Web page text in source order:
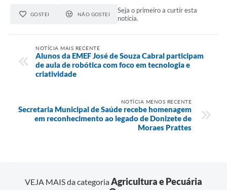
GOSTEI NÃO GOSTEI
Seja o primeiro a curtir esta
notícia.
NOTÍCIA MAIS RECENTE
Alunos da EMEF José de Souza Cabral participam
de aula de robótica com foco em tecnologia e
criatividade
NOTÍCIA MENOS RECENTE
Secretaria Municipal de Saúde recebe homenagem
em reconhecimento ao legado de Donizete de
Moraes Prattes
VEJA MAIS da categoriaAgricultura e Pecuária